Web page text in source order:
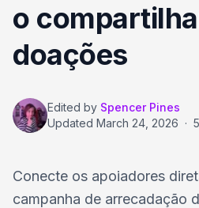
o
doações
Edited by Spencer Pines
Updated March 24, 2026 ·
Conecte os apoiadores
campanha de arrecadação